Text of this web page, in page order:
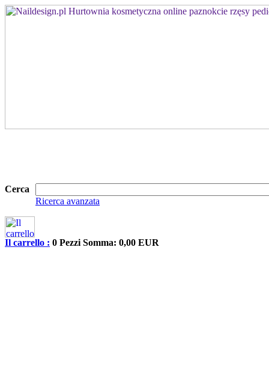
Cerca
Ricerca avanzata
Il carrello : 0 Pezzi Somma: 0,00 EUR